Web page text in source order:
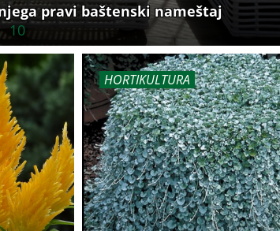
pravi baštenski nameštaj
10
HORTIKULTURA